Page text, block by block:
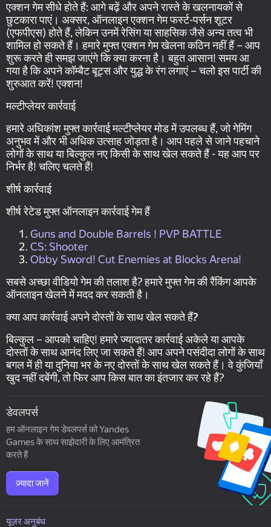
एक्शन गेम सीधे होते हैं: आगे बढ़ें और अपने रास्ते के खलनायकों से
छुटकारा पाएं। अक्सर, ऑनलाइन एक्शन गेम फर्स्ट-पर्सन शूटर
(एफपीएस) होते हैं, लेकिन उनमें रेसिंग या साहसिक जैसे अन्य तत्व भी
शामिल हो सकते हैं। हमारे मुफ्त एक्शन गेम खेलना कठिन नहीं हैं – आप
शुरू करते ही समझ जाएंगे कि क्या करना है। बहुत आसान! समय आ
गया है कि अपने कॉम्बैट बूट्स और युद्ध के रंग लगाएं – चलो इस पार्टी की
शुरुआत करें! एक्शन!
मल्टीप्लेयर कार्रवाई
हमारे अधिकांश मुफ्त कार्रवाई मल्टीप्लेयर मोड में उपलब्ध हैं, जो गेमिंग
अनुभव में और भी अधिक उत्साह जोड़ता है। आप पहले से जाने पहचाने
लोगों के साथ या बिल्कुल नए किसी के साथ खेल सकते हैं - यह आप पर
निर्भर है! चलिए चलते हैं!
शीर्ष कार्रवाई
शीर्ष रेटेड मुफ्त ऑनलाइन कार्रवाई गेम हैं
Guns and Double Barrels ! PVP BATTLE
CS: Shooter
Obby Sword! Cut Enemies at Blocks Arena!
सबसे अच्छा वीडियो गेम की तलाश है? हमारे मुफ्त गेम की रैंकिंग आपके
ऑनलाइन खेलने में मदद कर सकती है।
क्या आप कार्रवाई अपने दोस्तों के साथ खेल सकते हैं?
बिल्कुल – आपको चाहिए! हमारे ज्यादातर कार्रवाई अकेले या आपके
दोस्तों के साथ आनंद लिए जा सकते हैं! आप अपने पसंदीदा लोगों के साथ
बगल में ही या दुनिया भर के नए दोस्तों के साथ खेल सकते हैं। वे कुंजियाँ
खुद नहीं दबेंगी, तो फिर आप किस बात का इंतजार कर रहे हैं?
डेवलपर्स
हम ऑनलाइन गेम डेवलपर्स को Yandes
Games के साथ साझेदारी के लिए आमंत्रित
करते हैं
ज़्यादा जानें
यूज़र अनुबंध